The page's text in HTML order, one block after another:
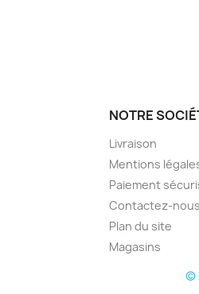
NOTRE
Livraison
Mentions
Paiement
Contactez-nous
Plan du site
Magasins
©